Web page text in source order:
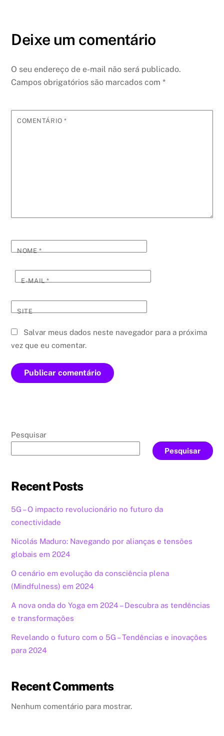
Deixe um comentário
O seu endereço de e-mail não será publicado.
Campos obrigatórios são marcados com*
COMENTÁRIO*
NOME*
E-MAIL*
SITE
Salvar meus dados neste navegador para a próxima
vez que eu comentar.
Pesquisar
Pesquisar
Recent Posts
5G – O impacto revolucionário no futuro da
conectividade
Nicolás Maduro: Navegando por alianças e tensões
globais em 2024
O cenário em evolução da consciência plena
(Mindfulness) em 2024
A nova onda do Yoga em 2024 – Descubra as tendências
e transformações
Revelando o futuro com o 5G – Tendências e inovações
para 2024
Recent Comments
Nenhum comentário para mostrar.